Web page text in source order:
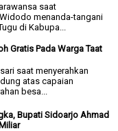
saat
menanda-tangani
di Kabupa...
Gratis Pada Warga Taat
saat menyerahkan
atas capaian
besa...
Bupati Sidoarjo Ahmad